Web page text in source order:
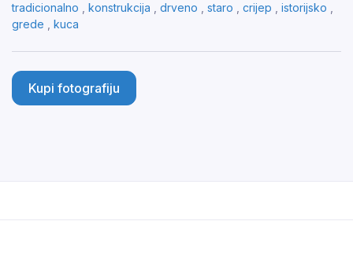
tradicionalno
konstrukcija drveno staro crijep istorijsko
grede
kuca
Kupi fotografiju